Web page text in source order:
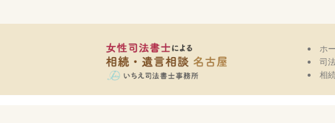
ホ
司
相